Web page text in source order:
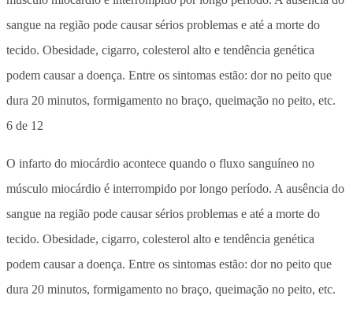
6 de 12
O infarto do miocárdio acontece quando o fluxo sanguíneo no
músculo miocárdio é interrompido por longo período. A ausência do
sangue na região pode causar sérios problemas e até a morte do
tecido. Obesidade, cigarro, colesterol alto e tendência genética
podem causar a doença. Entre os sintomas estão: dor no peito que
dura 20 minutos, formigamento no braço, queimação no peito, etc.